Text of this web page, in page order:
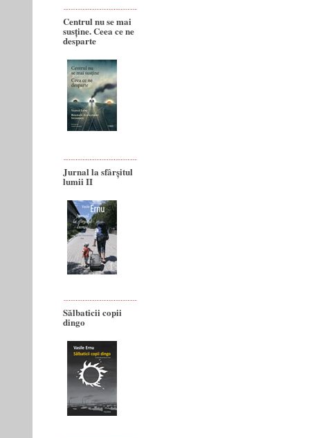
Centrul nu se mai
susține. Ceea ce ne
desparte
Jurnal la sfârșitul
lumii II
Sălbaticii copii
dingo